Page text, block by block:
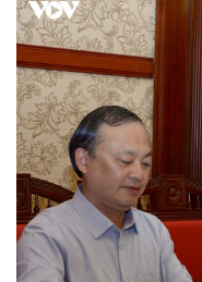
Kinh tế
Bất động sản
Khởi nghiệp